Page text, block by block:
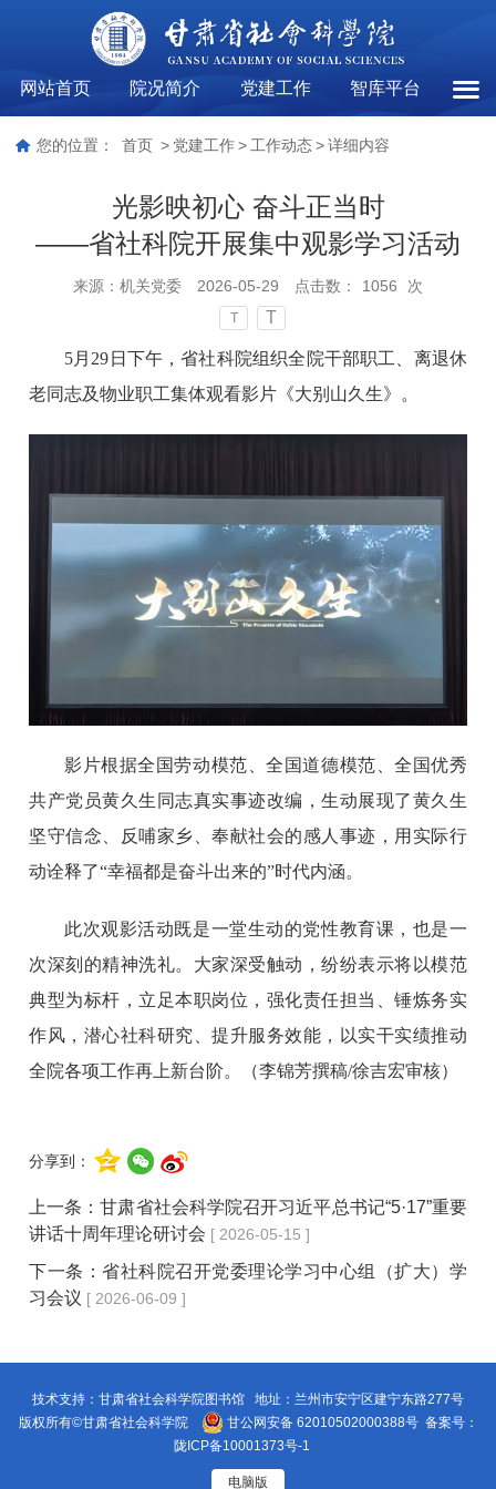
网站首页 院况简介 党建工作 智库平台
工作
您的位置： 首页 > 党建工作 > 工作动态 > 详细内容
光影映初心 奋斗正当时
——省社科院开展集中观影学习活动
来源： 机关党委 2026-05-29 点击数： 1056 次
T T
5月29日下午，省社科院组织全院干部职工、离退休
老同志及物业职工集体观看影片《大别山久生》。
影片根据全国劳动模范、全国道德模范、全国优秀
共产党员黄久生同志真实事迹改编，生动展现了黄久生
坚守信念、反哺家乡、奉献社会的感人事迹，用实际行
动诠释了“幸福都是奋斗出来的”时代内涵。
此次观影活动既是一堂生动的党性教育课，也是一
次深刻的精神洗礼。大家深受触动，纷纷表示将以模范
典型为标杆，立足本职岗位，强化责任担当、锤炼务实
作风，潜心社科研究、提升服务效能，以实干实绩推动
全院各项工作再上新台阶。
（李锦芳撰稿/徐吉宏审核）
分享到：
上一条：甘肃省社会科学院召开习近平总书记“5·17”重要
讲话十周年理论研讨会 [ 2026-05-15 ]
下一条：省社科院召开党委理论学习中心组（扩大）学
习会议 [ 2026-06-09 ]
技术支持：甘肃省社会科学院图书馆 地址：兰州市安宁区建宁东路277号
版权所有©甘肃省社会科学院
甘公网安备 62010502000388号备案号：
陇ICP备10001373号-1
电脑版